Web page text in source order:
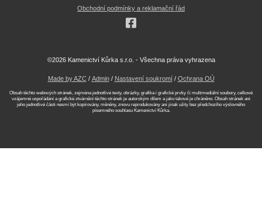
Obchodní podmínky a reklamační řád
©2026 Kamenictví Kůrka s.r.o. - Všechna práva vyhrazena
Made by AZC/ Admin/ Nastavení soukromí/ Ochrana OÚ
Obsah těchto webových stránek, zejména jednotlivé texty, obrázky, grafika i grafické prvky či multimediální soubory, celkové
vzájemné uspořádání a grafické ztvárnění těchto stránek je autorským dílem a jako takové je chráněno. Obsah stránek ani
jeho jednotlivé části nesmí být kopírovány, měněny, znovu reprodukovány ani jinak užity bez předchozího výslovného
písemného souhlasu Kamenictví Kůrka.